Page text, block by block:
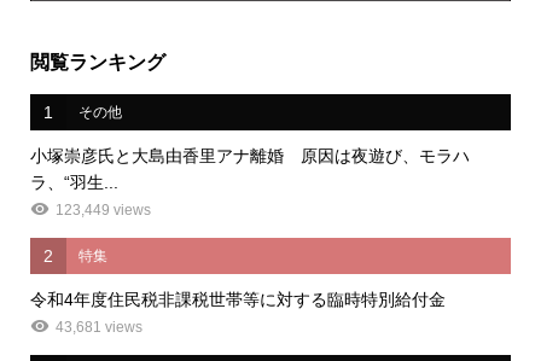
閲覧ランキング
1 その他
小塚崇彦氏と大島由香里アナ離婚 原因は夜遊び、モラハ
ラ、“羽生...
123,449 views
2 特集
令和4年度住民税非課税世帯等に対する臨時特別給付金
43,681 views